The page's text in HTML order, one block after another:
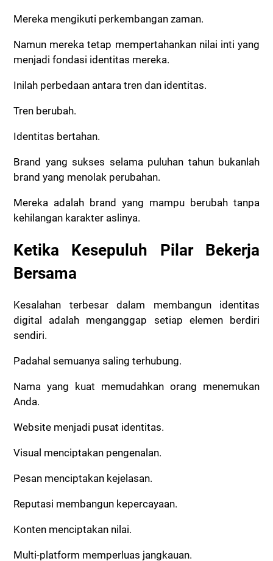
Mereka mengikuti perkembangan zaman.
Namun mereka tetap mempertahankan nilai inti yang
menjadi fondasi identitas mereka.
Inilah perbedaan antara tren dan identitas.
Tren berubah.
Identitas bertahan.
Brand yang sukses selama puluhan tahun bukanlah
brand yang menolak perubahan.
Mereka adalah brand yang mampu berubah tanpa
kehilangan karakter aslinya.
Ketika Kesepuluh Pilar Bekerja
Bersama
Kesalahan terbesar dalam membangun identitas
digital adalah menganggap setiap elemen berdiri
sendiri.
Padahal semuanya saling terhubung.
Nama yang kuat memudahkan orang menemukan
Anda.
Website menjadi pusat identitas.
Visual menciptakan pengenalan.
Pesan menciptakan kejelasan.
Reputasi membangun kepercayaan.
Konten menciptakan nilai.
Multi-platform memperluas jangkauan.